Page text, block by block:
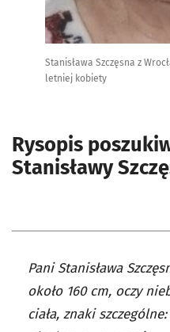
Stanisława Szczęsna z
letniej kobiety
Rysopis
Stanisławy
Pani Stanisława
około 160 cm, oczy
ciała, znaki